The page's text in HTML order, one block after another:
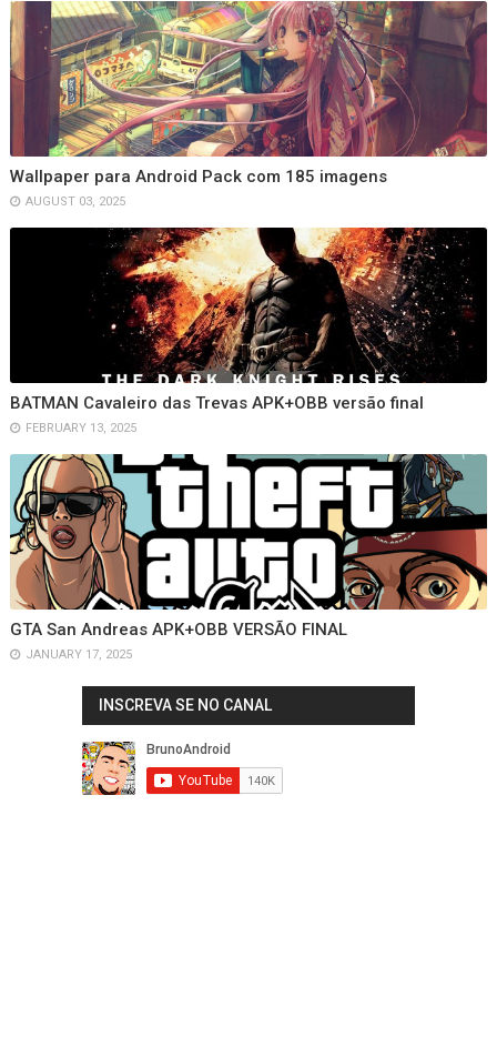
Wallpaper para Android Pack com 185 imagens
AUGUST 03, 2025
BATMAN Cavaleiro das Trevas APK+OBB versão final
FEBRUARY 13, 2025
GTA San Andreas APK+OBB VERSÃO FINAL
JANUARY 17, 2025
INSCREVA SE NO CANAL